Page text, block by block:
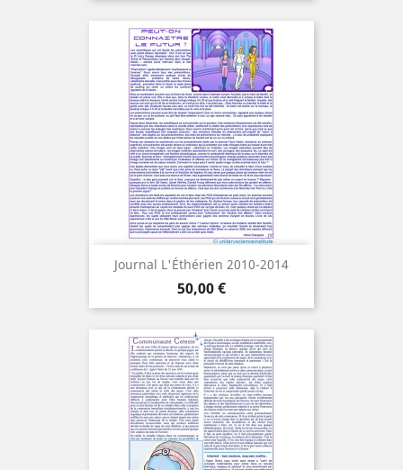
Journal L'Éthérien 2010-2014
Cena
50,00 €